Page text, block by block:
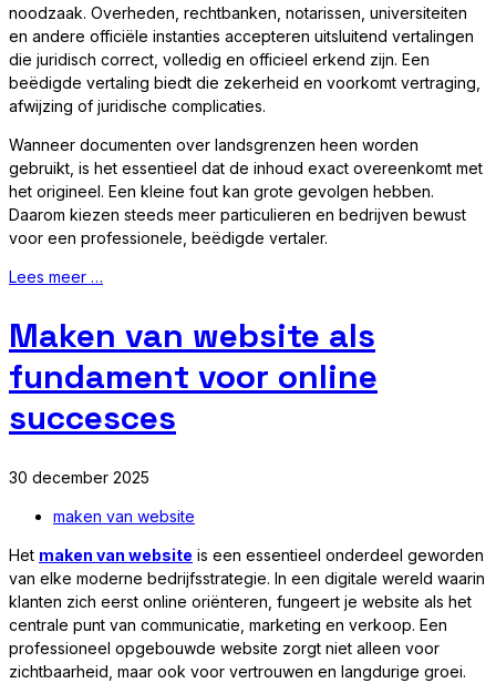
noodzaak. Overheden, rechtbanken, notarissen, universiteiten
en andere officiële instanties accepteren uitsluitend vertalingen
die juridisch correct, volledig en officieel erkend zijn. Een
beëdigde vertaling biedt die zekerheid en voorkomt vertraging,
afwijzing of juridische complicaties.
Wanneer documenten over landsgrenzen heen worden
gebruikt, is het essentieel dat de inhoud exact overeenkomt met
het origineel. Een kleine fout kan grote gevolgen hebben.
Daarom kiezen steeds meer particulieren en bedrijven bewust
voor een professionele, beëdigde vertaler.
Lees meer …
Maken van website als
fundament voor online
succesces
30 december 2025
maken van website
Het maken van website is een essentieel onderdeel geworden
van elke moderne bedrijfsstrategie. In een digitale wereld waarin
klanten zich eerst online oriënteren, fungeert je website als het
centrale punt van communicatie, marketing en verkoop. Een
professioneel opgebouwde website zorgt niet alleen voor
zichtbaarheid, maar ook voor vertrouwen en langdurige groei.